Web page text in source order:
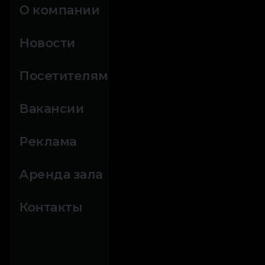
О компании
Новости
Посетителям
Вакансии
Реклама
Аренда зала
Контакты